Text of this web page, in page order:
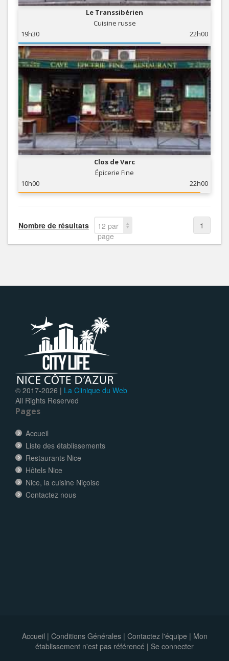
Le Transsibérien
Cuisine russe
19h30
22h00
Clos de Varc
Épicerie Fine
10h00
22h00
Nombre de résultats
12 par
page
1
© 2017-2026 | La Clinique du Web
All Rights Reserved
Pages
Accueil
Liste des établissements
Restaurants Nice
Hôtels Nice
Nice, la cuisine Niçoise
Contactez nous
Accueil | Conditions Générales| Contactez l'équipe | Mon
établissement n'est pas référencé | Se connecter